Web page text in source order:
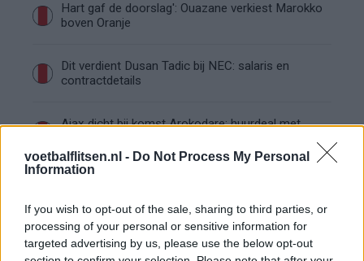
voetbalflitsen.nl - Do Not Process My Personal
Information
If you wish to opt-out of the sale, sharing to third parties, or
processing of your personal or sensitive information for
targeted advertising by us, please use the below opt-out
Hart gaf de doorslag': Ouazane verkiest Marokko
boven Oranje
Dit verdient Dusan Tadic bij NEC: salaris en
contractdetails
Ajax dicht bij komst Arokodare: huurdeal met
Hakim Ziyech verhuurt opnieuw luxe
appartement op Amsterdamse Zuidas